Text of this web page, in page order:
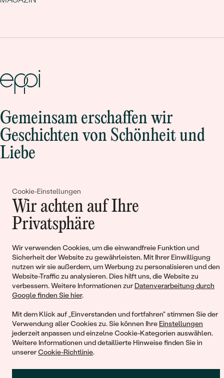
Cookie-Einstellungen
Wir achten auf Ihre
Privatsphäre
Wir verwenden Cookies, um die einwandfreie Funktion und
Sicherheit der Website zu gewährleisten. Mit Ihrer Einwilligung
nutzen wir sie außerdem, um Werbung zu personalisieren und den
Website-Traffic zu analysieren. Dies hilft uns, die Website zu
verbessern. Weitere Informationen zur Datenverarbeitung durch
Google finden Sie hier.
Mit dem Klick auf „Einverstanden und fortfahren" stimmen Sie der
Verwendung aller Cookies zu. Sie können Ihre Einstellungen
jederzeit anpassen und einzelne Cookie-Kategorien auswählen.
Weitere Informationen und detaillierte Hinweise finden Sie in
unsererCookie-Richtlinie.
Gemeinsam erschaffen wir
Geschichten von Schönheit und
Liebe
© 2011 - 2026, Eppi.de
Warenkorb